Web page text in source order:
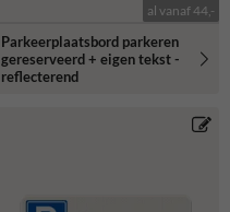
al vanaf 44,-
Parkeerplaatsbord parkeren
gereserveerd + eigen tekst -
reflecterend